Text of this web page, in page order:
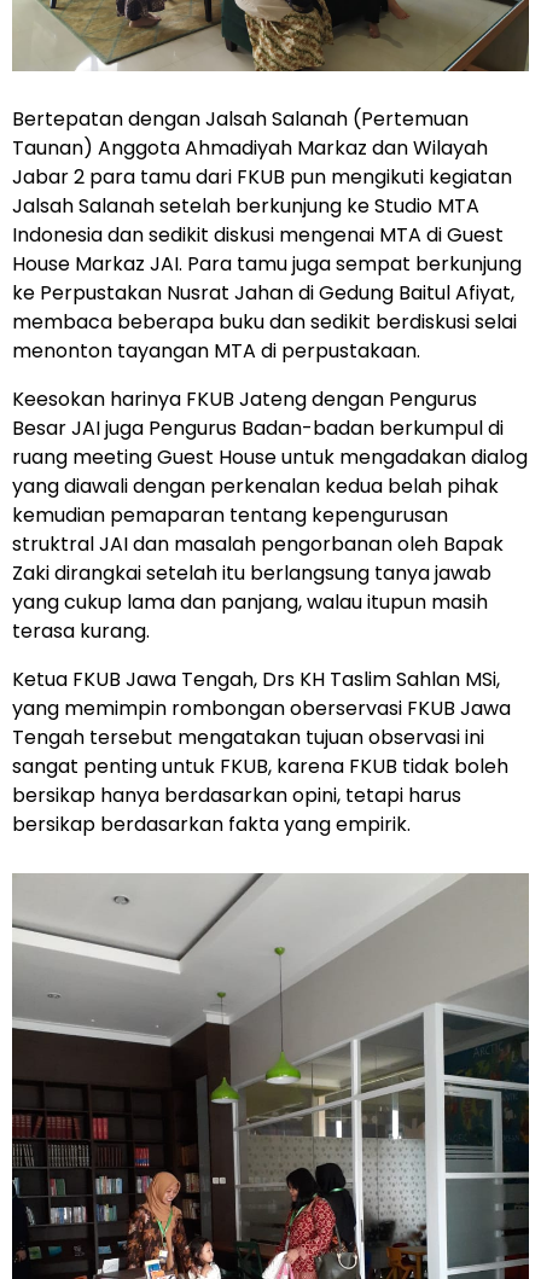
Bertepatan dengan Jalsah Salanah (Pertemuan
Taunan) Anggota Ahmadiyah Markaz dan Wilayah
Jabar 2 para tamu dari FKUB pun mengikuti kegiatan
Jalsah Salanah setelah berkunjung ke Studio MTA
Indonesia dan sedikit diskusi mengenai MTA di Guest
House Markaz JAI. Para tamu juga sempat berkunjung
ke Perpustakan Nusrat Jahan di Gedung Baitul Afiyat,
membaca beberapa buku dan sedikit berdiskusi selai
menonton tayangan MTA di perpustakaan.
Keesokan harinya FKUB Jateng dengan Pengurus
Besar JAI juga Pengurus Badan-badan berkumpul di
ruang meeting Guest House untuk mengadakan dialog
yang diawali dengan perkenalan kedua belah pihak
kemudian pemaparan tentang kepengurusan
struktral JAI dan masalah pengorbanan oleh Bapak
Zaki dirangkai setelah itu berlangsung tanya jawab
yang cukup lama dan panjang, walau itupun masih
terasa kurang.
Ketua FKUB Jawa Tengah, Drs KH Taslim Sahlan MSi,
yang memimpin rombongan oberservasi FKUB Jawa
Tengah tersebut mengatakan tujuan observasi ini
sangat penting untuk FKUB, karena FKUB tidak boleh
bersikap hanya berdasarkan opini, tetapi harus
bersikap berdasarkan fakta yang empirik.